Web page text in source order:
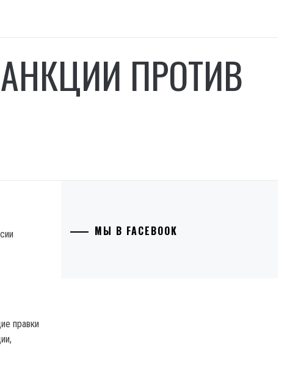
ПРОТИВ
правки
МЫ В FACEBOOK